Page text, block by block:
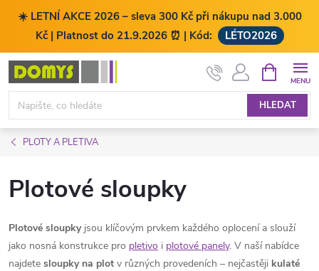
☀️ LETNÍ AKCE 2026 – sleva 300 Kč při nákupu nad 3.000
Kč | Platnost do 21.9.2026 ⏰ | Kód:
LÉTO2026
Přejít
obsah
HLEDAT
NÁKUPNÍ
KOŠÍK
PLOTY A PLETIVA
Plotové sloupky
Plotové sloupkyjsou klíčovým prvkem každého oplocení a slouží
jako nosná konstrukce pro pletivo i plotové panely. V naší nabídce
najdete sloupky na plot v různých provedeních – nejčastěji kulaté